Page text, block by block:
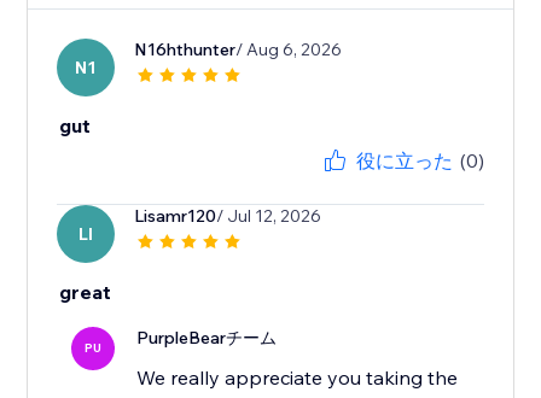
N1
N16hthunter/ Aug 6, 2026
gut
役に立った (0)
LI
Lisamr120/ Jul 12, 2026
great
PU PurpleBearチーム
We really appreciate you taking the